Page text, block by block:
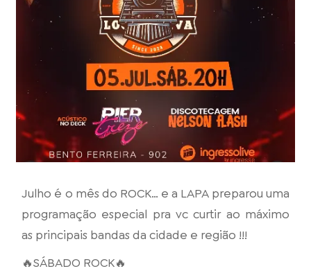
Julho é o mês do ROCK… e a LAPA preparou uma
programação especial pra vc curtir ao máximo
as principais bandas da cidade e região !!!
🔥SÁBADO ROCK🔥